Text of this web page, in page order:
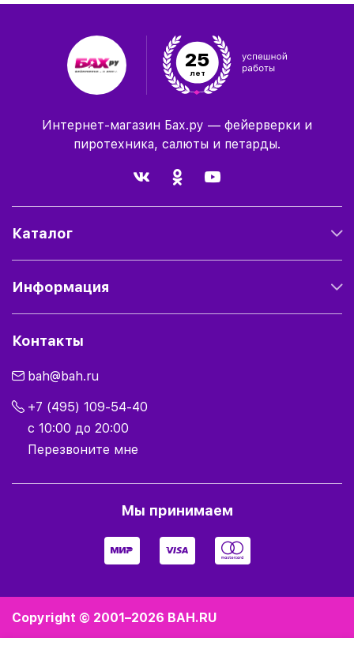
25
лет
Интернет-магазин Бах.ру — фейерверки и
пиротехника, салюты и петарды.
Каталог
Информация
Контакты
bah@bah.ru
+7 (495) 109-54-40
с 10:00 до 20:00
Перезвоните мне
Мы принимаем
Copyright © 2001–2026 BAH.RU